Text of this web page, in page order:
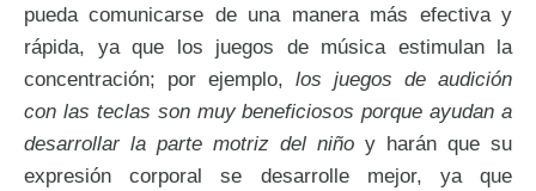
pueda comunicarse de una manera más efectiva y
rápida, ya que los juegos de música estimulan la
concentración; por ejemplo, los juegos de audición
con las teclas son muy beneficiosos porque ayudan a
desarrollar la parte motriz del niño y harán que su
expresión corporal se desarrolle mejor, ya que